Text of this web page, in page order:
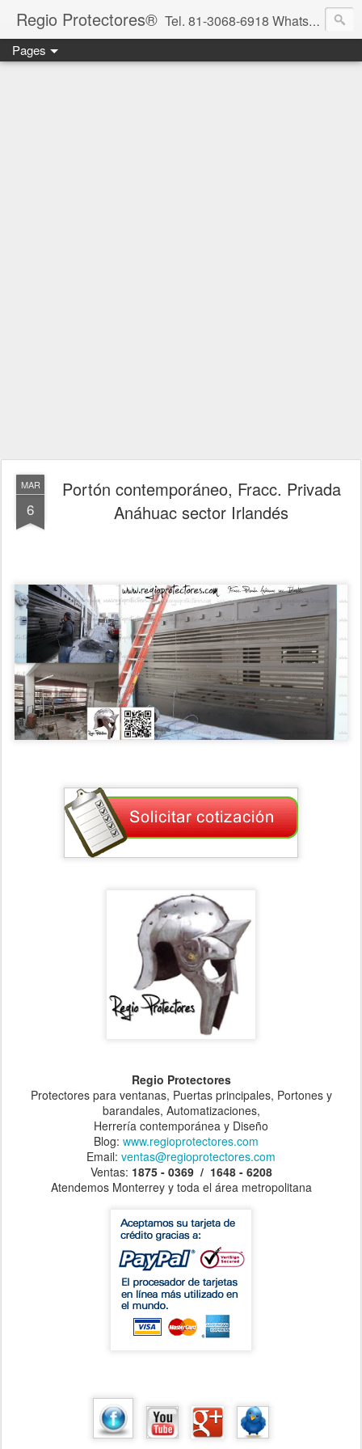
Regio Protectores® Tel. 81-3068-6918 WhatsApp 81-2636-2823 / 33-1145-3780 cotizacionregioprotectores@gmail.com / regioprotectores@gmail.com https://www.facebook.com/RegioProtectores/
Pages
MAR
6
Portón contemporáneo, Fracc. Privada
Anáhuac sector Irlandés
Regio Protectores
Protectores para ventanas, Puertas principales, Portones y
barandales, Automatizaciones,
Herrería contemporánea y Diseño
Blog: www.regioprotectores.com
Email: ventas@regioprotectores.com
Ventas: 1875 - 0369 / 1648 - 6208
Atendemos Monterrey y toda el área metropolitana